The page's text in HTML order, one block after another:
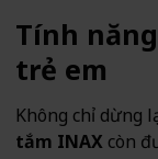
Tính
trẻ em
Không chỉ dừng
tắm INAX còn